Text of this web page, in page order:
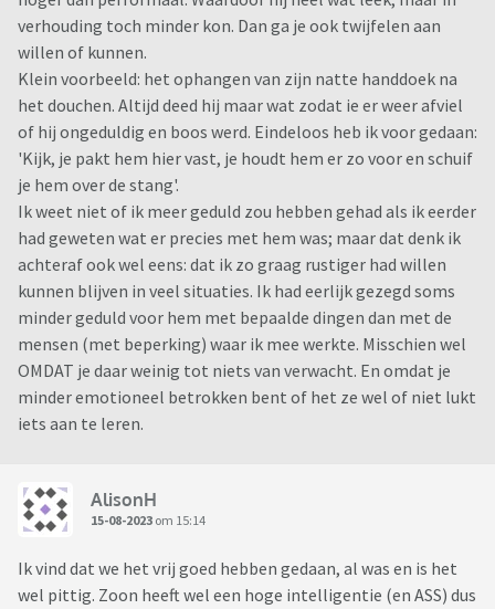
verhouding toch minder kon. Dan ga je ook twijfelen aan
willen of kunnen.
Klein voorbeeld: het ophangen van zijn natte handdoek na
het douchen. Altijd deed hij maar wat zodat ie er weer afviel
of hij ongeduldig en boos werd. Eindeloos heb ik voor gedaan:
'Kijk, je pakt hem hier vast, je houdt hem er zo voor en schuif
je hem over de stang'.
Ik weet niet of ik meer geduld zou hebben gehad als ik eerder
had geweten wat er precies met hem was; maar dat denk ik
achteraf ook wel eens: dat ik zo graag rustiger had willen
kunnen blijven in veel situaties. Ik had eerlijk gezegd soms
minder geduld voor hem met bepaalde dingen dan met de
mensen (met beperking) waar ik mee werkte. Misschien wel
OMDAT je daar weinig tot niets van verwacht. En omdat je
minder emotioneel betrokken bent of het ze wel of niet lukt
iets aan te leren.
AlisonH
15-08-2023 om 15:14
Ik vind dat we het vrij goed hebben gedaan, al was en is het
wel pittig. Zoon heeft wel een hoge intelligentie (en ASS) dus